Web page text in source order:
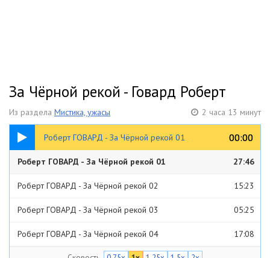
За Чёрной рекой - Говард Роберт
Из раздела Мистика, ужасы 2 часа 13 минут
Роберт ГОВАРД - За Чёрной рекой 01 00:00
00:00
27:46
Роберт ГОВАРД - За Чёрной рекой 01 27:46
Роберт ГОВАРД - За Чёрной рекой 02 15:23
Роберт ГОВАРД - За Чёрной рекой 03 05:25
Роберт ГОВАРД - За Чёрной рекой 04 17:08